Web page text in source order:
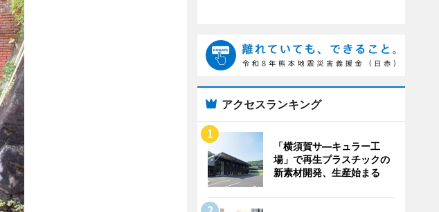
アクセスランキング
「横須賀サ―キュラー工
場」で再生プラスチックの
新素材開発、生産始まる